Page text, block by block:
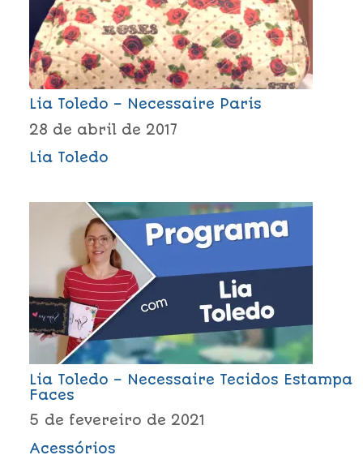
Lia Toledo – Necessaire Paris
28 de abril de 2017
Lia Toledo
Lia Toledo – Necessaire Tecidos Estampa
Faces
5 de fevereiro de 2021
Acessórios